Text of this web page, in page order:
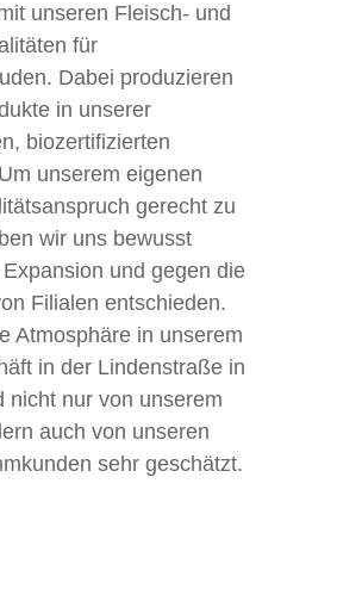
unseren Fleisch- und
für
Dabei produzieren
in unserer
biozertifizierten
unserem eigenen
gerecht zu
wir uns bewusst
und gegen die
Filialen entschieden.
Atmosphäre in unserem
in der Lindenstraße in
nicht nur von unserem
auch von unseren
sehr geschätzt.